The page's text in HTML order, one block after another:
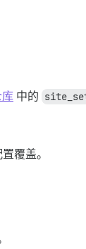
库 中的
覆盖。